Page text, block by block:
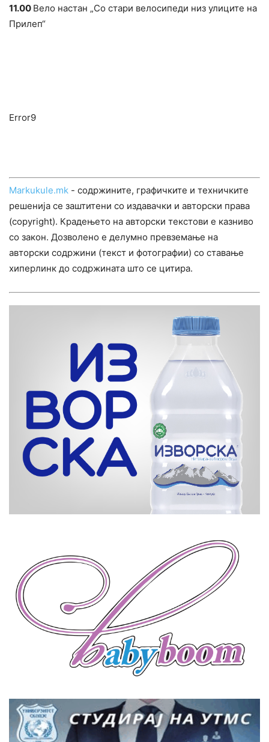
11.00 Вело настан „Со стари велосипеди низ улиците на
Прилеп“
Error9
Markukule.mk - содржините, графичките и техничките
решенија се заштитени со издавачки и авторски права
(copyright). Крадењето на авторски текстови е казниво
со закон. Дозволено е делумно превземање на
авторски содржини (текст и фотографии) со ставање
хиперлинк до содржината што се цитира.